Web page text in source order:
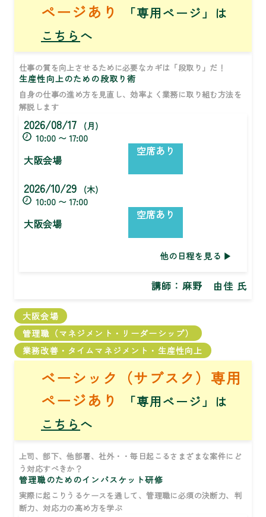
ページあり
「専用ページ」は
こちら へ
仕事の質を向上させるために必要なカギは「段取り」だ！
生産性向上のための段取り術
自身の仕事の進め方を見直し、効率よく業務に取り組む方法を
解説します
2026/08/17
(月)
10:00 〜 17:00
大阪会場
空席あり
2026/10/29
(木)
10:00 〜 17:00
大阪会場
空席あり
他の日程を見る
講師： 麻野 由佳 氏
大阪会場
管理職（マネジメント・リーダーシップ）
業務改善・タイムマネジメント・生産性向上
ベーシック（サブスク）専用
ページあり
「専用ページ」は
こちら へ
上司、部下、他部署、社外・・毎日起こるさまざまな案件にど
う対応すべきか？
管理職のためのインバスケット研修
実際に起こりうるケースを通して、管理職に必須の決断力、判
断力、対応力の高め方を学ぶ